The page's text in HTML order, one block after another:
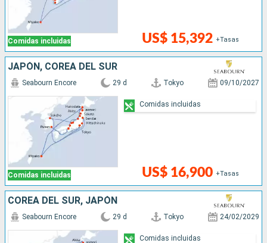
Comidas incluidas US$ 15,392 +Tasas
JAPÓN, COREA DEL SUR
Comidas incluidas
Seabourn Encore 29 d Tokyo 09/10/2027
US$ 16,900 +Tasas
Comidas incluidas
COREA DEL SUR, JAPÓN
Seabourn Encore 29 d Tokyo 24/02/2029
Comidas incluidas